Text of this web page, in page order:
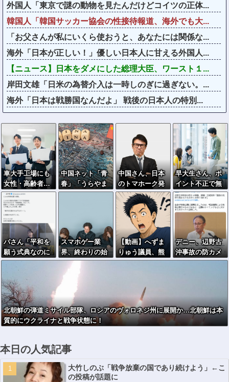
外国人「東京で謎の動物を見たんだけどコイツの正体...
韓国人「韓国サッカー協会の性接待報道、海外でも大...
「お父さんが私にいくら使おうと、あなたには関係な...
海外「日本が正しい！」優しい日本人に甘える外国人...
【ニュース】日本をダメにした総理大臣、ワースト１...
岸田文雄「日米の為替介入は一時しのぎに過ぎない。...
海外「日本は戦勝国なんだよ」 戦後の日本人の特別...
車大手工場にも
女性・高齢者…
軽作業ラインや
スポットワーク
中国ネット「青
春」「うらやま
しい」「アニメ
中国さん、日本
のトマホーク発
射実験に効きま
くってしまうｗ
ｗｗｗｗ
早大生さん、ポ
イント不正で無
銭飲食ｗｗｗ大
学が異例の警告
へ
パさん「平和を
願う式典なのに
防弾ガラスと防
弾バッグSPで囲
まれた壇上でス
ピーチする人が
総理大臣」
スマホゲー業
界、終わりの始
まり…倒産件数
が過去最多ペー
ス「数億円かけ
ても爆ﾀﾋ」
【動画】へずま
りゅう議員、熊
本地震被災地で
衝撃の反応がコ
チラ → ｗｗｗ
ｗｗｗｗｗｗｗ
ｗｗｗｗｗｗ
デニー、辺野古
沖事故の防カメ
映像「遺族の気
北朝鮮の弾道ミサイル部隊、ロシアのヴォロネジ州に展開か…北朝鮮は本
質的にウクライナと戦争状態に！
本日の人気記事
大竹しのぶ「戦争放棄の国であり続けよう」←こ
の投稿が話題に